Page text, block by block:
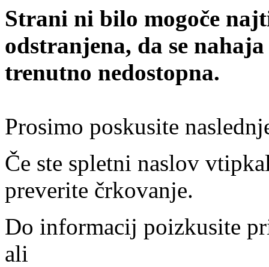
Strani ni bilo mogoče
odstranjena, da se
trenutno nedostopna.
Prosimo poskusite
Če ste spletni naslov
preverite črkovanje.
Do informacij poizkusite
ali